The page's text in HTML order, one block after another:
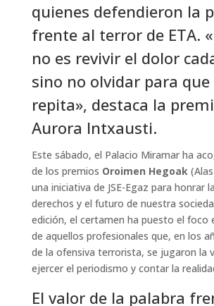
t
r
quienes defendieron la
frente al terror de ETA.
no es revivir el dolor
sino no olvidar para que
repita», destaca la
Aurora Intxausti.
Este sábado, el Palacio Miramar ha
de los premios Oroimen Hegoak
una iniciativa de JSE-Egaz para honrar
derechos y el futuro de nuestra
edición, el certamen ha puesto el foco
de aquellos profesionales que, en los
de la ofensiva terrorista, se jugaron la
ejercer el periodismo y contar la
El valor de la palabra